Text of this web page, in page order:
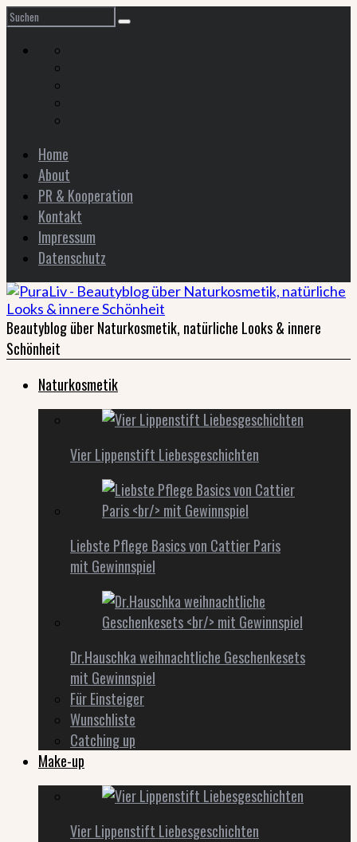
Home
About
PR & Kooperation
Kontakt
Impressum
Datenschutz
Beautyblog über Naturkosmetik, natürliche Looks & innere
Schönheit
Naturkosmetik
Vier Lippenstift Liebesgeschichten
Liebste Pflege Basics von Cattier Paris
mit Gewinnspiel
Dr.Hauschka weihnachtliche Geschenkesets
mit Gewinnspiel
Für Einsteiger
Wunschliste
Catching up
Make-up
Vier Lippenstift Liebesgeschichten